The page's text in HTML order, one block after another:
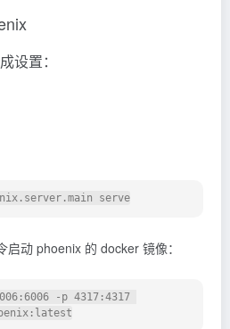
设置：
启动 phoenix 的 docker 镜像：
-p 4317:4317